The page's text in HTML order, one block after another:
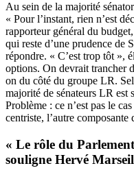
Au sein de la majorité
« Pour l’instant, rien n’est
rapporteur général du
qui reste d’une prudence de
répondre. « C’est trop tôt »,
options. On devrait trancher
on du côté du groupe LR.
majorité de sénateurs LR est
Problème : ce n’est pas le
centriste, l’autre composante
« Le rôle du
souligne Hervé